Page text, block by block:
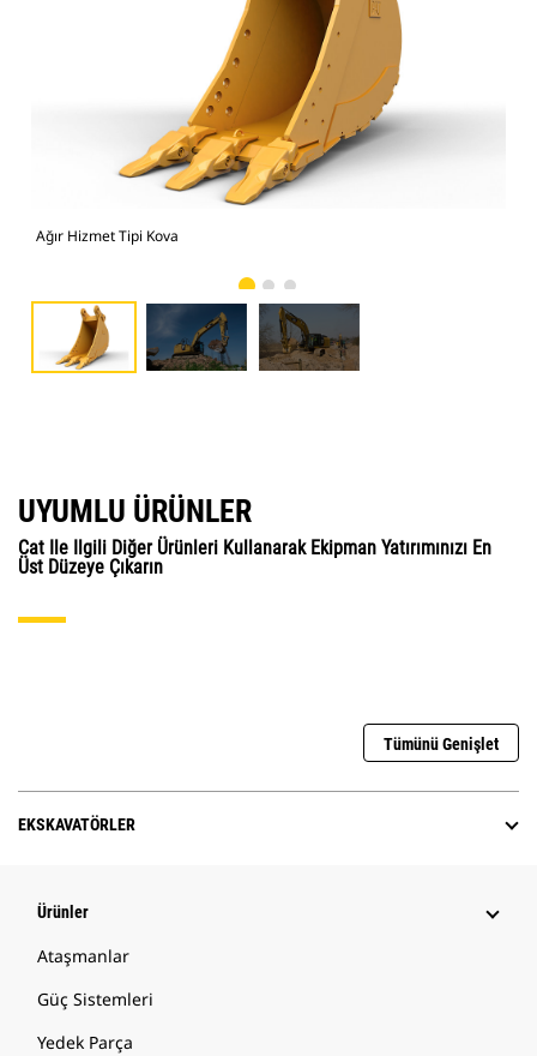
Ağır Hizmet Tipi Kova
UYUMLU ÜRÜNLER
Cat Ile Ilgili Diğer Ürünleri Kullanarak Ekipman Yatırımınızı En
Üst Düzeye Çıkarın
Tümünü Genişlet
EKSKAVATÖRLER
Ürünler
Ataşmanlar
Güç Sistemleri
Yedek Parça